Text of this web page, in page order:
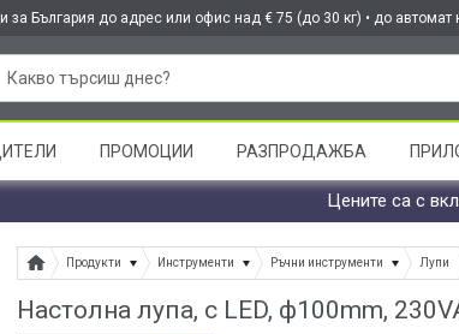
за България до адрес или офис над € 75 (до 30 кг) • до автомат
ПРОМОЦИИ РАЗПРОДАЖБА
Цените са с
Продукти Инструменти Ръчни инструменти Лупи
Настолна лупа, с LED, ф100mm,